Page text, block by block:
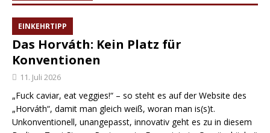
EINKEHRTIPP
Das Horváth: Kein Platz für
Konventionen
11. Juli 2026
„Fuck caviar, eat veggies!“ – so steht es auf der Website des
„Horváth“, damit man gleich weiß, woran man is(s)t.
Unkonventionell, unangepasst, innovativ geht es zu in diesem